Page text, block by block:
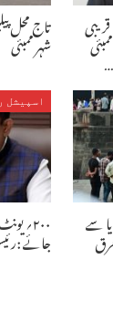
علاج کیلئے ڈاکٹر
اور ان کے پیسے
کاغذی کی اصلیت
کے ذریعہ اس
سے دبائو بنانے
میں ڈاکٹر سید
ہے جو مسلم
نام پر اسپتال تک
خون چوسنے کا کام
۔
مریض کے پیچھے
میں مفت کیمپ
۔ سادہ لوح
پر جب موٹی رقم
تاج محل
شہر ممبئی
سے
اسپیشل
۲۰۰؍
جائے